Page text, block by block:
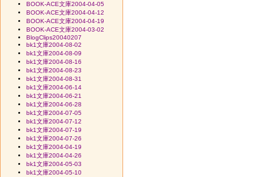
BOOK-ACE文庫2004-04-05
BOOK-ACE文庫2004-04-12
BOOK-ACE文庫2004-04-19
BOOK-ACE文庫2004-03-02
BlogClips20040207
bk1文庫2004-08-02
bk1文庫2004-08-09
bk1文庫2004-08-16
bk1文庫2004-08-23
bk1文庫2004-08-31
bk1文庫2004-06-14
bk1文庫2004-06-21
bk1文庫2004-06-28
bk1文庫2004-07-05
bk1文庫2004-07-12
bk1文庫2004-07-19
bk1文庫2004-07-26
bk1文庫2004-04-19
bk1文庫2004-04-26
bk1文庫2004-05-03
bk1文庫2004-05-10